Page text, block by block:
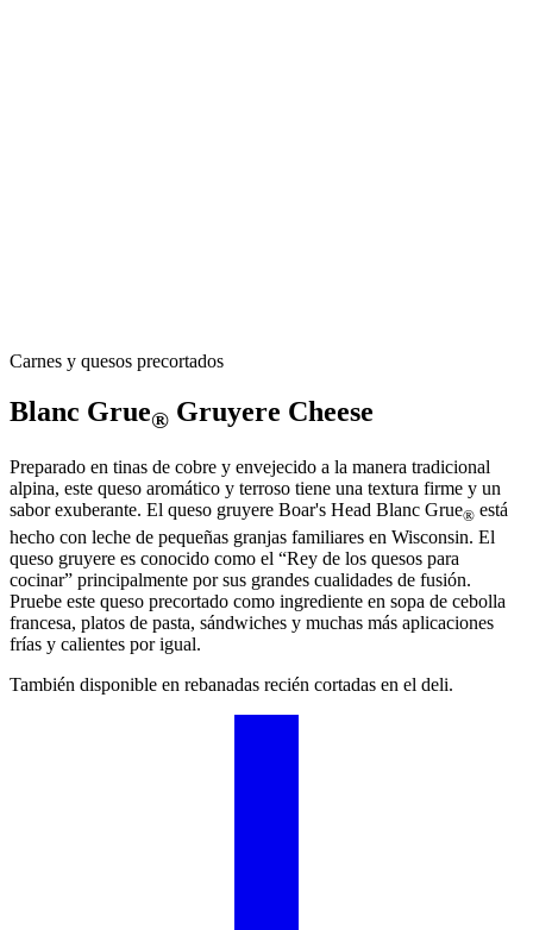
Carnes y quesos precortados
Blanc Grue® Gruyere Cheese
Preparado en tinas de cobre y envejecido a la manera tradicional
alpina, este queso aromático y terroso tiene una textura firme y un
sabor exuberante. El queso gruyere Boar's Head Blanc Grue® está
hecho con leche de pequeñas granjas familiares en Wisconsin. El
queso gruyere es conocido como el “Rey de los quesos para
cocinar” principalmente por sus grandes cualidades de fusión.
Pruebe este queso precortado como ingrediente en sopa de cebolla
francesa, platos de pasta, sándwiches y muchas más aplicaciones
frías y calientes por igual.
También disponible en rebanadas recién cortadas en el deli.